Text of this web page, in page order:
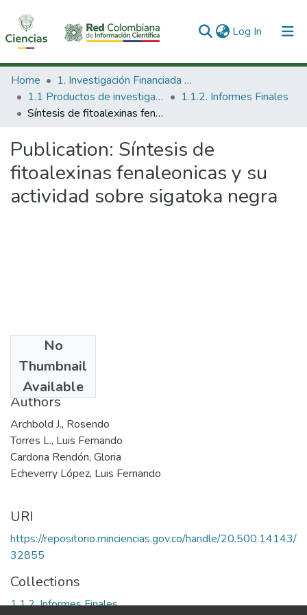
Log In (current)
Communities & Collections
All of DSpace
Home
1. Investigación Financiada con Recursos Públicos
1.1 Productos de investigación
1.1.2. Informes Finales
Síntesis de fitoalexinas fenaleonicas y su actividad sobre sigatoka negra
Publication: Síntesis de
fitoalexinas fenaleonicas y su
actividad sobre sigatoka negra
No
Thumbnail
Available
2000
Authors
Archbold J., Rosendo
Torres L., Luis Fernando
Cardona Rendón, Gloria
Echeverry López, Luis Fernando
URI
https://repositorio.minciencias.gov.co/handle/20.500.14143/
32855
Collections
1.1.2. Informes Finales